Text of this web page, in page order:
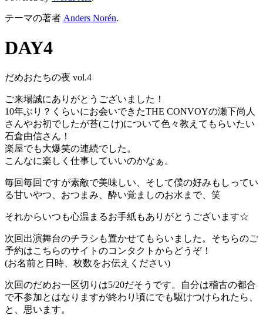
テーマの著者 Anders Norén.
DAY4
だめおたちの夜 vol.4
ご来場誠にありがとうございました！
10年ぶり？くらいにお会いできたTHE CONVOYの瀬下尚人
さんやお初でしたが苔(こけ)について色々教えてもらいたい
石倉由信さん！
楽屋でも大爆笑の連続でした。
こんなに楽しく仕事していいのかなぁ。
毎回毎回ですが素敵で美味しい、そして僕の好みもしってい
る甘いやつ、おつまみ、酔い覚ましのお水まで、笑
それからいつも心温まるお手紙もありがとうございます☆
次回出演舞台のチラシも置かせてもらいました。そちらのご
予約はこちらのサイトのコンタクトからどうぞ！
(お名前と日時、枚数をお伝えください)
次回のだめお一区切りは5/20だそうです。自分は稽古の都合
で不参加とはなりますが終わり頃にでも駆けつけられたら、
と、思います。